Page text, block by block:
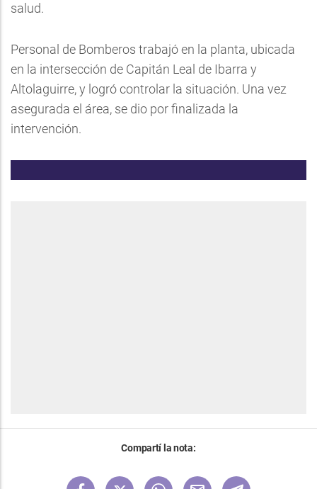
salud.
Personal de Bomberos trabajó en la planta, ubicada
en la intersección de Capitán Leal de Ibarra y
Altolaguirre, y logró controlar la situación. Una vez
asegurada el área, se dio por finalizada la
intervención.
Compartí la nota: